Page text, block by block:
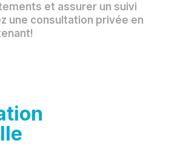
et assurer un suivi
une consultation privée en